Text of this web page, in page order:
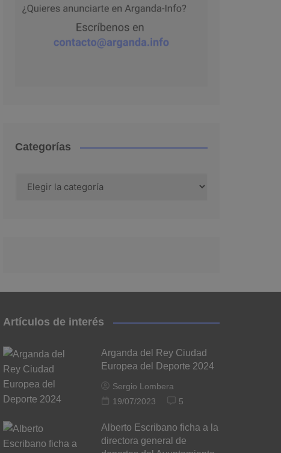
Categorías
Artículos de interés
Arganda del Rey Ciudad
Europea del Deporte 2024
Sergio Lombera
19/07/2023
5
Alberto Escribano ficha a la
directora general de